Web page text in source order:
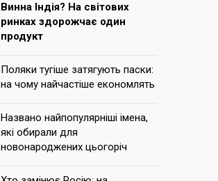
Винна Індія? На світових
ринках здорожчає один
продукт
Поляки тугіше затягують паски:
на чому найчастіше економлять
Названо найпопулярніші імена,
які обирали для
новонароджених цьогоріч